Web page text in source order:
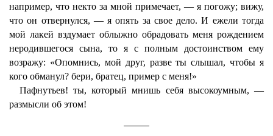
например, что некто за мной примечает, — я погожу; вижу,
что он отвернулся, — я опять за свое дело. И ежели тогда
мой лакей вздумает облыжно обрадовать меня рождением
неродившегося сына, то я с полным достоинством ему
возражу: «Опомнись, мой друг, разве ты слышал, чтобы я
кого обманул? бери, братец, пример с меня!»
Пафнутьев! ты, который мнишь себя высокоумным, —
размысли об этом!